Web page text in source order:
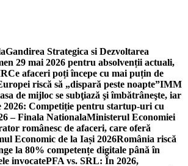
Gandirea Strategica si Dezvoltarea
29 mai 2026 pentru absolvenții actuali,
Ce afaceri poți începe cu mai puțin de
riscă să „dispară peste noapte”IMM
de mijloc se subţiază şi îmbătrâneşte, iar
Competiție pentru startup-uri cu
– Finala NationalaMinisterul Economiei
românesc de afaceri, care oferă
Economic de la Iași 2026România riscă
la 80% competențe digitale până în
invocatePFA vs. SRL: În 2026,